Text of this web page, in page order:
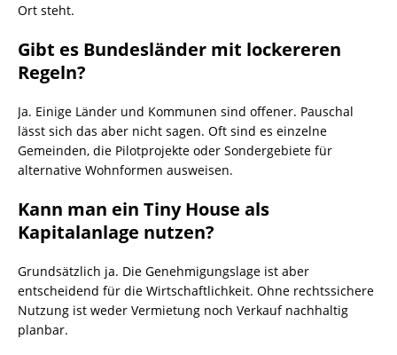
Ort steht.
Gibt es Bundesländer mit lockereren
Regeln?
Ja. Einige Länder und Kommunen sind offener. Pauschal
lässt sich das aber nicht sagen. Oft sind es einzelne
Gemeinden, die Pilotprojekte oder Sondergebiete für
alternative Wohnformen ausweisen.
Kann man ein Tiny House als
Kapitalanlage nutzen?
Grundsätzlich ja. Die Genehmigungslage ist aber
entscheidend für die Wirtschaftlichkeit. Ohne rechtssichere
Nutzung ist weder Vermietung noch Verkauf nachhaltig
planbar.